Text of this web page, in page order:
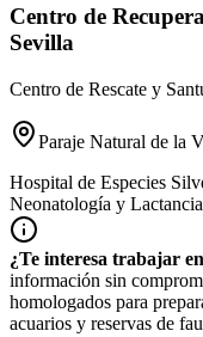
Centro de
Sevilla
Centro de Rescate y
Paraje Natural de la
Hospital de Especies
Neonatología y Lactancia
¿Te interesa trabajar
información sin
homologados para
acuarios y reservas de